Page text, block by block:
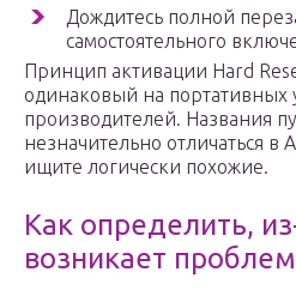
Дождитесь полной
самостоятельного
Принцип активации Hard
одинаковый на портативных
производителей. Названия
незначительно отличаться в
ищите логически похожие.
Как определить,
возникает